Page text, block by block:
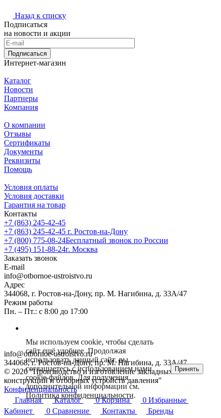
Назад к списку
Подписаться
на новости и акции
Подписаться
Интернет-магазин
Каталог
Новости
Партнеры
Компания
О компании
Отзывы
Сертификаты
Документы
Реквизиты
Помощь
Условия оплаты
Условия доставки
Гарантия на товар
Контакты
+7 (863) 245-42-45
+7 (863) 245-42-45 г. Ростов-на-Дону
+7 (800) 775-08-24Бесплатный звонок по России
+7 (495) 151-88-24г. Москва
Заказать звонок
E-mail
info@otbornoe-ustroistvo.ru
Адрес
344068, г. Ростов-на-Дону, пр. М. Нагибина, д. 33А/47
Режим работы
Пн. – Пт.: с 8:00 до 17:00
info@otbornoe-ustroistvo.ru
344068, г. Ростов-на-Дону, пр. М. Нагибина, д. 33А/47
© 2026 "Производство и изготовление закладных
конструкций и отборных устройств давления"
Конфиденциальность
Главная
Каталог 0 Корзина 0 Избранные
Кабинет
0 Сравнение Контакты Бренды
Мы используем cookie, чтобы сделать
сайт ещё удобнее. Продолжая
использовать данный сайт, вы
соглашаетесь с использованием нами
cookie-файлов. Для получения
дополнительной информации см.
Политика конфиденциальности.
Принять